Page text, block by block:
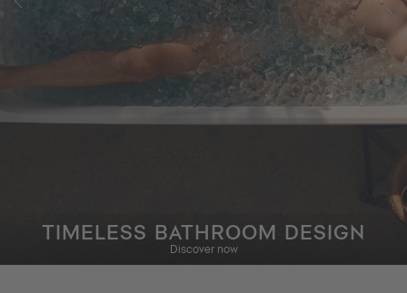
TIMELESS BATHROOM DESIGN
Discover now